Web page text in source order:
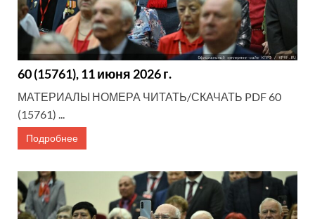
60 (15761), 11 июня 2026 г.
МАТЕРИАЛЫ НОМЕРА ЧИТАТЬ/СКАЧАТЬ PDF 60
(15761) ...
Подробнее